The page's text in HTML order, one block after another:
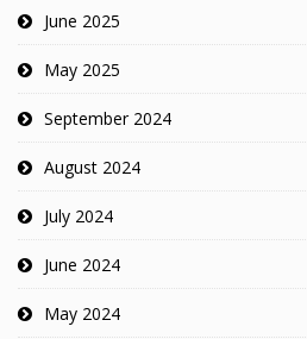
June 2025
May 2025
September 2024
August 2024
July 2024
June 2024
May 2024